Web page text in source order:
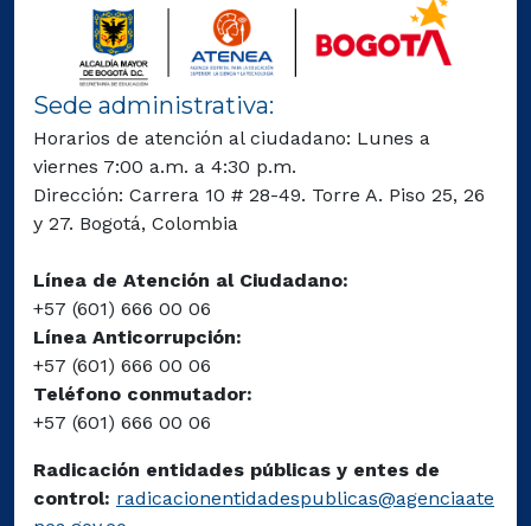
Sede administrativa:
Horarios de atención al ciudadano: Lunes a
viernes 7:00 a.m. a 4:30 p.m.
Dirección: Carrera 10 # 28-49. Torre A. Piso 25, 26
y 27. Bogotá, Colombia
Línea de Atención al Ciudadano:
+57 (601) 666 00 06
Línea Anticorrupción:
+57 (601) 666 00 06
Teléfono conmutador:
+57 (601) 666 00 06
Radicación entidades públicas y entes de
control: radicacionentidadespublicas@agenciaate